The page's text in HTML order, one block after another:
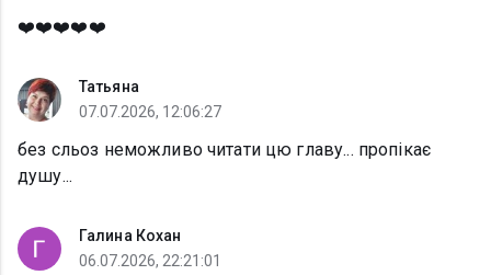
❤️❤️❤️❤️❤️
Татьяна
07.07.2026, 12:06:27
без сльоз неможливо читати цю главу... пропікає
душу...
Галина Кохан
06.07.2026, 22:21:01